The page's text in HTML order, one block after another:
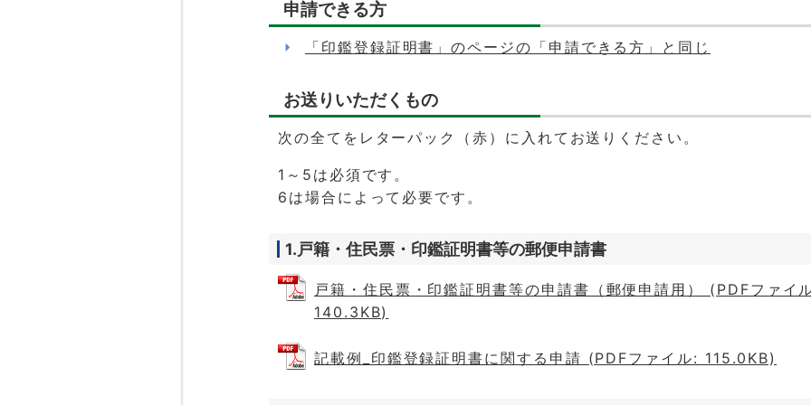
申請できる方
「印鑑登録証明書」のページの「申請できる方」と同じ
お送りいただくもの
次の全てをレターパック（赤）に入れてお送りください。
1～5は必須です。
6は場合によって必要です。
1.戸籍・住民票・印鑑証明書等の郵便申請書
戸籍・住民票・印鑑証明書等の申請書（郵便申請用） (PDFファイ
140.3KB)
記載例_印鑑登録証明書に関する申請 (PDFファイル: 115.0KB)